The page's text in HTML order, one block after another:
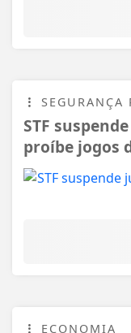
SEGURANÇA
STF
proíbe jogos
ECONOMIA